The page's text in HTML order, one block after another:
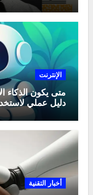
الإنترنت
متى يكون الذكاء
دليل عملي
أخبار التقنية